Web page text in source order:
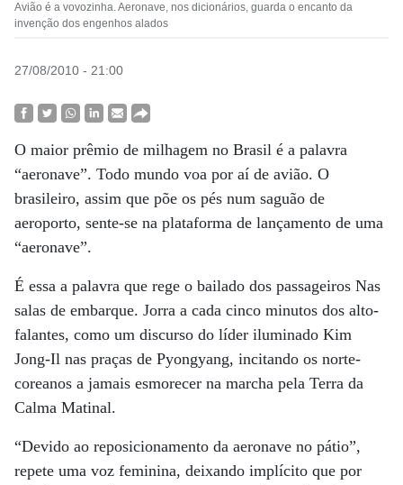
Avião é a vovozinha. Aeronave, nos dicionários, guarda o encanto da
invenção dos engenhos alados
27/08/2010 - 21:00
O maior prêmio de milhagem no Brasil é a palavra
“aeronave”. Todo mundo voa por aí de avião. O
brasileiro, assim que põe os pés num saguão de
aeroporto, sente-se na plataforma de lançamento de uma
“aeronave”.
É essa a palavra que rege o bailado dos passageiros Nas
salas de embarque. Jorra a cada cinco minutos dos alto-
falantes, como um discurso do líder iluminado Kim
Jong-Il nas praças de Pyongyang, incitando os norte-
coreanos a jamais esmorecer na marcha pela Terra da
Calma Matinal.
“Devido ao reposicionamento da aeronave no pátio”,
repete uma voz feminina, deixando implícito que por